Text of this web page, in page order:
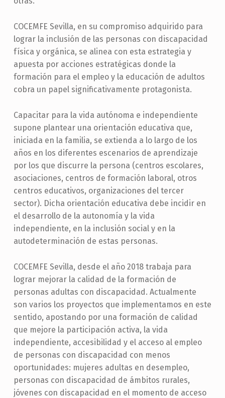
COCEMFE Sevilla, en su compromiso adquirido para
lograr la inclusión de las personas con discapacidad
física y orgánica, se alinea con esta estrategia y
apuesta por acciones estratégicas donde la
formación para el empleo y la educación de adultos
cobra un papel significativamente protagonista.
Capacitar para la vida autónoma e independiente
supone plantear una orientación educativa que,
iniciada en la familia, se extienda a lo largo de los
años en los diferentes escenarios de aprendizaje
por los que discurre la persona (centros escolares,
asociaciones, centros de formación laboral, otros
centros educativos, organizaciones del tercer
sector). Dicha orientación educativa debe incidir en
el desarrollo de la autonomía y la vida
independiente, en la inclusión social y en la
autodeterminación de estas personas.
COCEMFE Sevilla, desde el año 2018 trabaja para
lograr mejorar la calidad de la formación de
personas adultas con discapacidad. Actualmente
son varios los proyectos que implementamos en este
sentido, apostando por una formación de calidad
que mejore la participación activa, la vida
independiente, accesibilidad y el acceso al empleo
de personas con discapacidad con menos
oportunidades: mujeres adultas en desempleo,
personas con discapacidad de ámbitos rurales,
jóvenes con discapacidad en el momento de acceso